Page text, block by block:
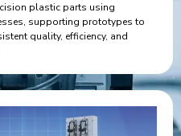
plastic parts using
supporting prototypes to
quality, efficiency, and